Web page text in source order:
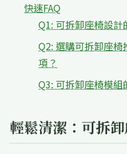
快速FAQ
Q1: 可拆卸座椅設計
Q2: 選購可拆卸座
項？
Q3: 可拆卸座椅模組
輕鬆清潔：可拆